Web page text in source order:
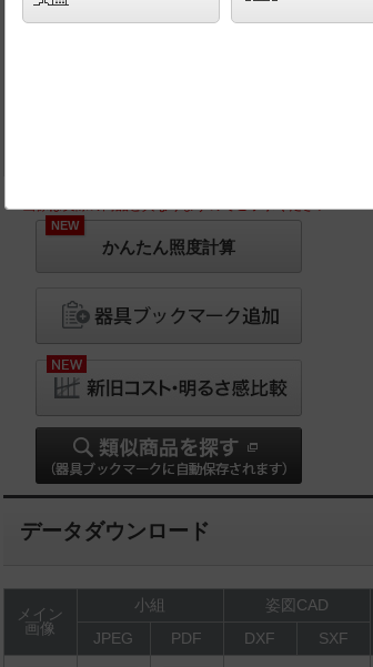
※画像は実際の商品と異なりますのでご了承ください
NEW
かんたん照度計算
データダウンロード
メイン
画像
小組 姿図CAD
JPEG
PDF DXF SXF